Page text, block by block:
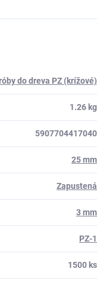
do dreva PZ (krížové)
1.26 kg
5907704417040
25 mm
Zapustená
3 mm
PZ-1
1500 ks